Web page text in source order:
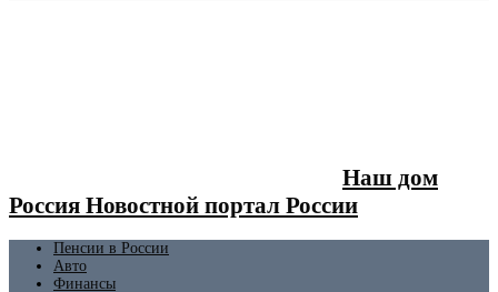
Наш дом
Россия Новостной портал России
Пенсии в России
Авто
Финансы